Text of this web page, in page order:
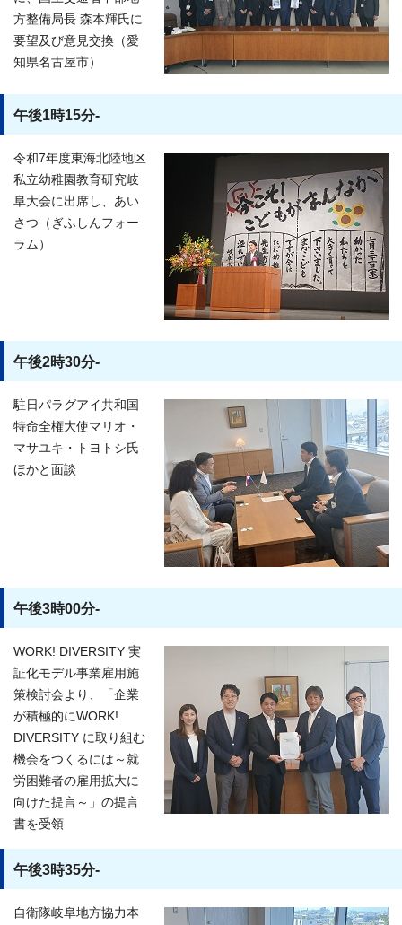
方整備局長 森本輝氏に
要望及び意見交換（愛
知県名古屋市）
午後1時15分-
令和7年度東海北陸地区
私立幼稚園教育研究岐
阜大会に出席し、あい
さつ（ぎふしんフォー
ラム）
午後2時30分-
駐日パラグアイ共和国
特命全権大使マリオ・
マサユキ・トヨトシ氏
ほかと面談
午後3時00分-
WORK! DIVERSITY 実
証化モデル事業雇用施
策検討会より、「企業
が積極的にWORK!
DIVERSITY に取り組む
機会をつくるには～就
労困難者の雇用拡大に
向けた提言～」の提言
書を受領
午後3時35分-
自衛隊岐阜地方協力本